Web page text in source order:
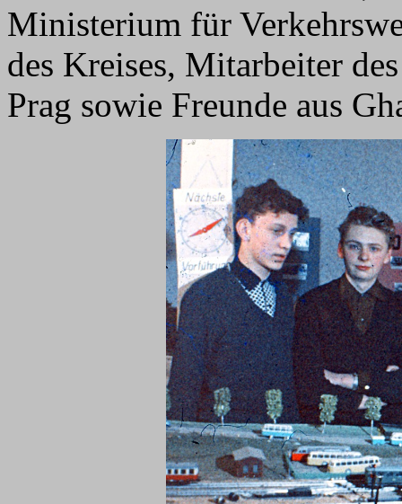
Ministerium für
des Kreises, Mitarbeiter
Prag sowie Freunde aus